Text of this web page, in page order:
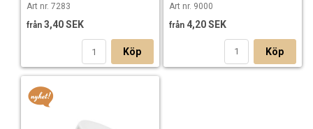
Art nr. 7283
från 3,40 SEK
Köp
Art nr. 9000
från 4,20 SEK
Köp